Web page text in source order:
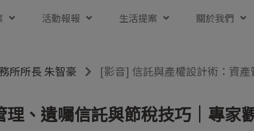
活動報報 生活提案 關於我們
所所長 朱智豪 [影音] 信託與產權設計術：資
、遺囑信託與節稅技巧｜專家